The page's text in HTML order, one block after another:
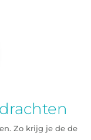
Zo krijg je de de